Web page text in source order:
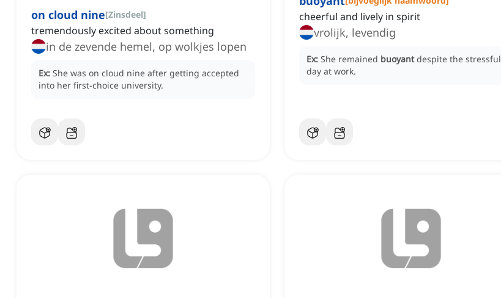
on cloud nine[Zinsdeel]
tremendously excited about something
in de zevende hemel, op wolkjes lopen
Ex: She was on cloud nine after getting accepted
into her first-choice university.
cheerful and lively in spirit
vrolijk, levendig
Ex: She remained buoyant despite the stressful
day at work.